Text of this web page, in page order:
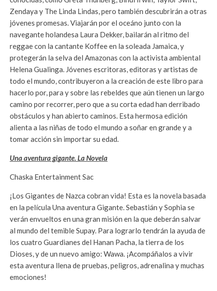
Zendaya y The Linda Lindas, pero también descubrirán a otras
jóvenes promesas. Viajarán por el oceáno junto con la
navegante holandesa Laura Dekker, bailarán al ritmo del
reggae con la cantante Koffee en la soleada Jamaica, y
protegerán la selva del Amazonas con la activista ambiental
Helena Gualinga. Jóvenes escritoras, editoras y artistas de
todo el mundo, contribuyeron a la creación de este libro para
hacerlo por, para y sobre las rebeldes que aún tienen un largo
camino por recorrer, pero que a su corta edad han derribado
obstáculos y han abierto caminos. Esta hermosa edición
alienta a las niñas de todo el mundo a soñar en grande y a
tomar acción sin importar su edad.
Una aventura gigante. La Novela
Chaska Entertainment Sac
¡Los Gigantes de Nazca cobran vida! Esta es la novela basada
en la película Una aventura Gigante. Sebastián y Sophia se
verán envueltos en una gran misión en la que deberán salvar
al mundo del temible Supay. Para lograrlo tendrán la ayuda de
los cuatro Guardianes del Hanan Pacha, la tierra de los
Dioses, y de un nuevo amigo: Wawa. ¡Acompáñalos a vivir
esta aventura llena de pruebas, peligros, adrenalina y muchas
emociones!